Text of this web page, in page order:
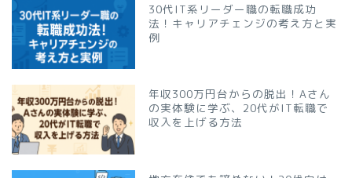
30代IT系リーダー職の転職成功
法！キャリアチェンジの考え方と実
例
年収300万円台からの脱出！Aさん
の実体験に学ぶ、20代がIT転職で
収入を上げる方法